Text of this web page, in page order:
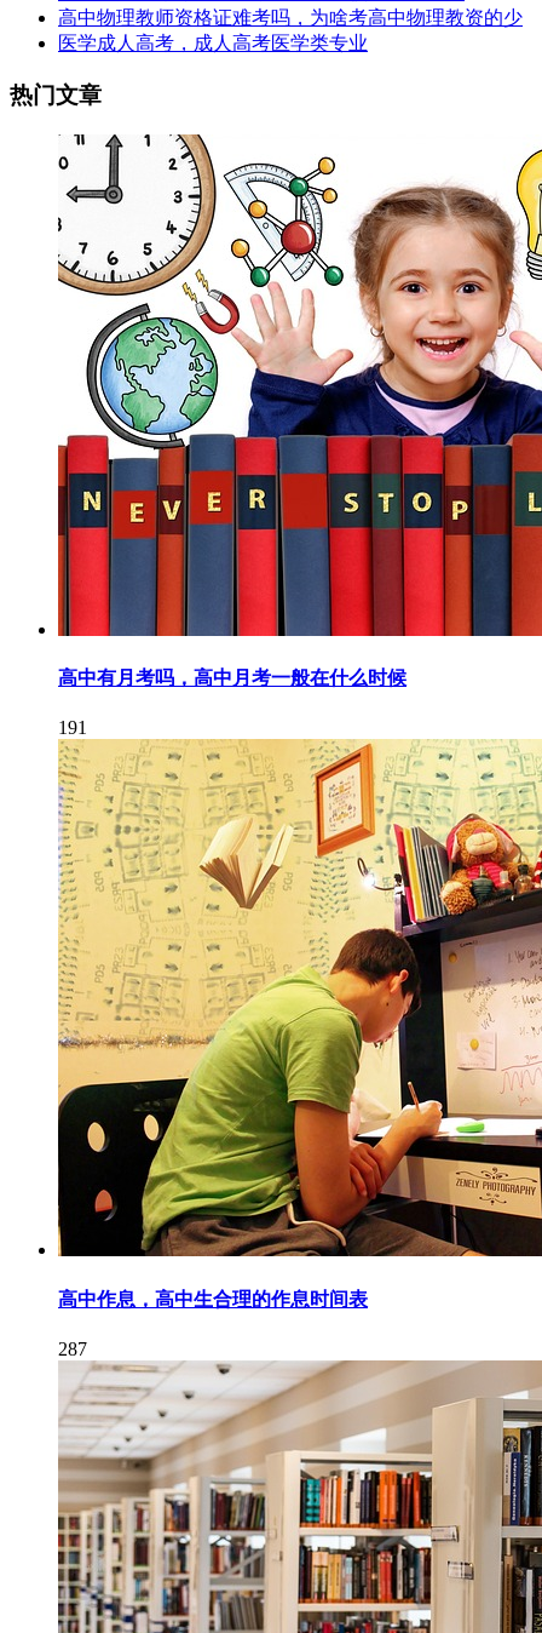
高中物理教师资格证难考吗，为啥考高中物理教资的少
医学成人高考，成人高考医学类专业
热门文章
高中有月考吗，高中月考一般在什么时候
191
高中作息，高中生合理的作息时间表
287